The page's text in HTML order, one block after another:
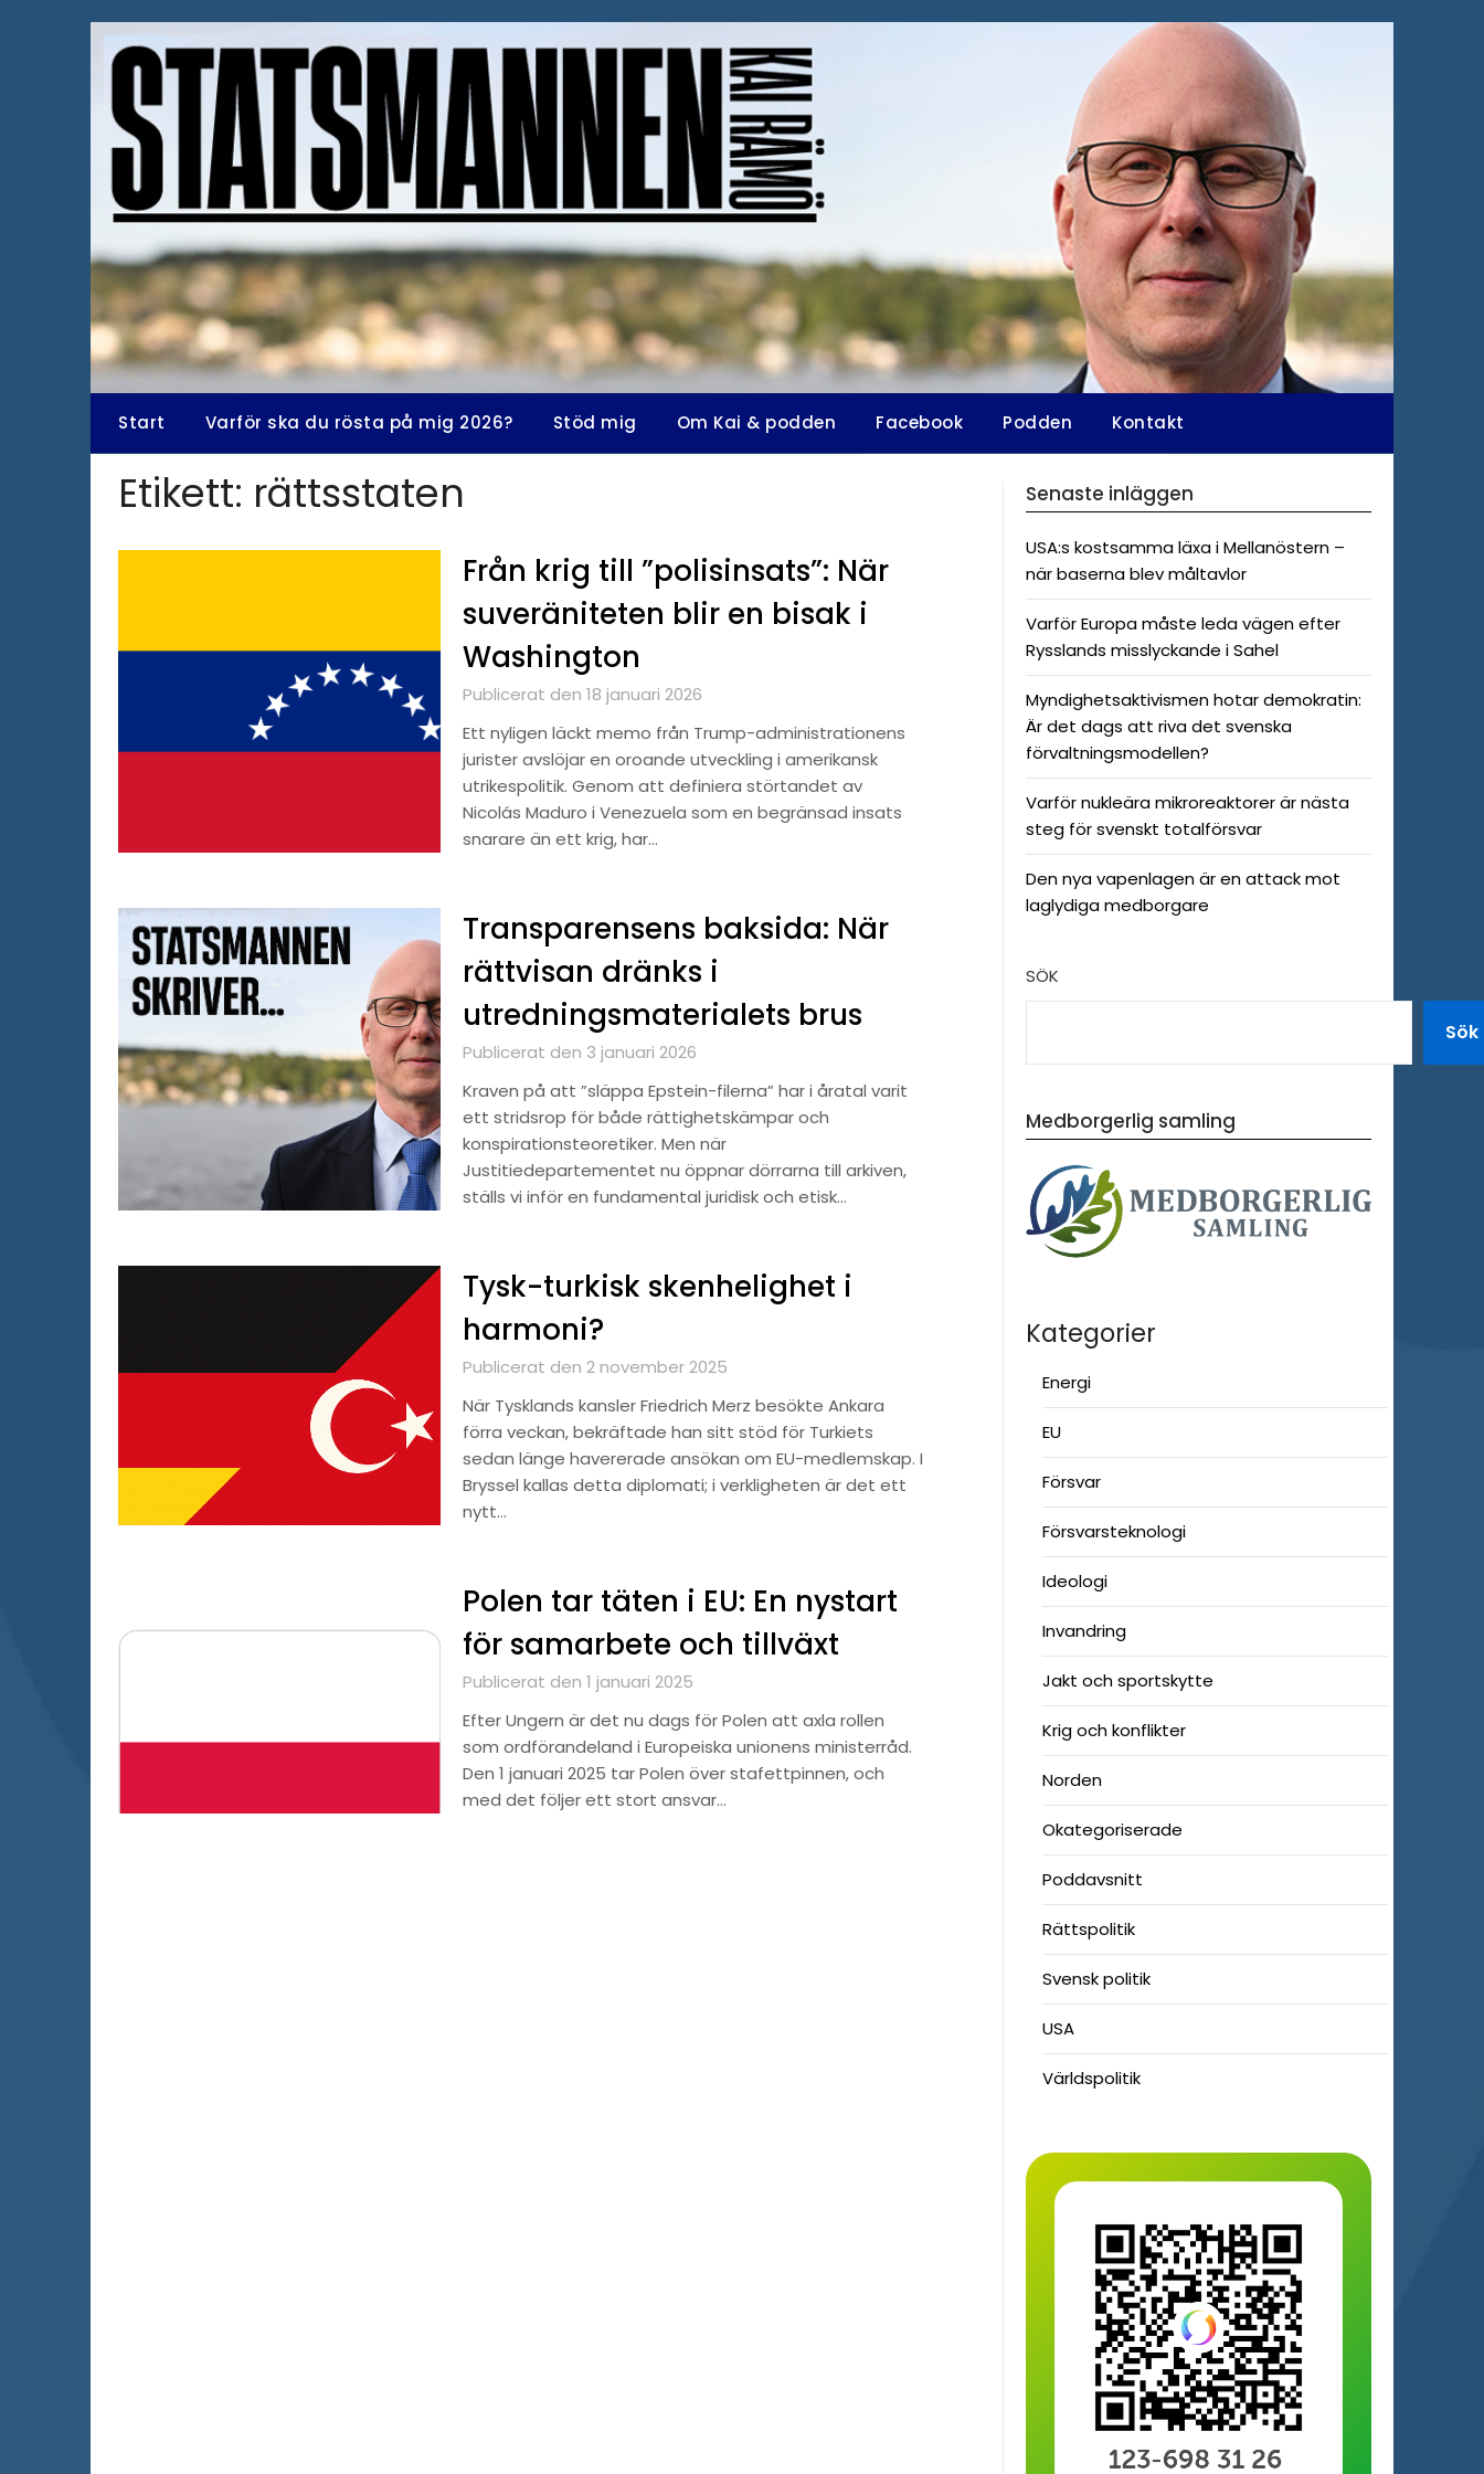
Start Varför ska du rösta på mig 2026? Stöd mig Om Kai & podden Facebook Podden Kontakt
Etikett: rättsstaten
Från krig till ”polisinsats”: När
suveräniteten blir en bisak i
Washington
Publicerat den 18 januari 2026
Ett nyligen läckt memo från Trump-administrationens
jurister avslöjar en oroande utveckling i amerikansk
utrikespolitik. Genom att definiera störtandet av
Nicolás Maduro i Venezuela som en begränsad insats
snarare än ett krig, har…
Transparensens baksida: När
rättvisan dränks i
utredningsmaterialets brus
Publicerat den 3 januari 2026
Kraven på att ”släppa Epstein-filerna” har i åratal varit
ett stridsrop för både rättighetskämpar och
konspirationsteoretiker. Men när
Justitiedepartementet nu öppnar dörrarna till arkiven,
ställs vi inför en fundamental juridisk och etisk…
Tysk-turkisk skenhelighet i
harmoni?
Publicerat den 2 november 2025
När Tysklands kansler Friedrich Merz besökte Ankara
förra veckan, bekräftade han sitt stöd för Turkiets
sedan länge havererade ansökan om EU-medlemskap. I
Bryssel kallas detta diplomati; i verkligheten är det ett
nytt…
Polen tar täten i EU: En nystart
för samarbete och tillväxt
Publicerat den 1 januari 2025
Efter Ungern är det nu dags för Polen att axla rollen
som ordförandeland i Europeiska unionens ministerråd.
Den 1 januari 2025 tar Polen över stafettpinnen, och
med det följer ett stort ansvar…
Senaste inläggen
USA:s kostsamma läxa i Mellanöstern –
när baserna blev måltavlor
Varför Europa måste leda vägen efter
Rysslands misslyckande i Sahel
Myndighetsaktivismen hotar demokratin:
Är det dags att riva det svenska
förvaltningsmodellen?
Varför nukleära mikroreaktorer är nästa
steg för svenskt totalförsvar
Den nya vapenlagen är en attack mot
laglydiga medborgare
SÖK
Sök
Medborgerlig samling
Kategorier
Energi
EU
Försvar
Försvarsteknologi
Ideologi
Invandring
Jakt och sportskytte
Krig och konflikter
Norden
Okategoriserade
Poddavsnitt
Rättspolitik
Svensk politik
USA
Världspolitik